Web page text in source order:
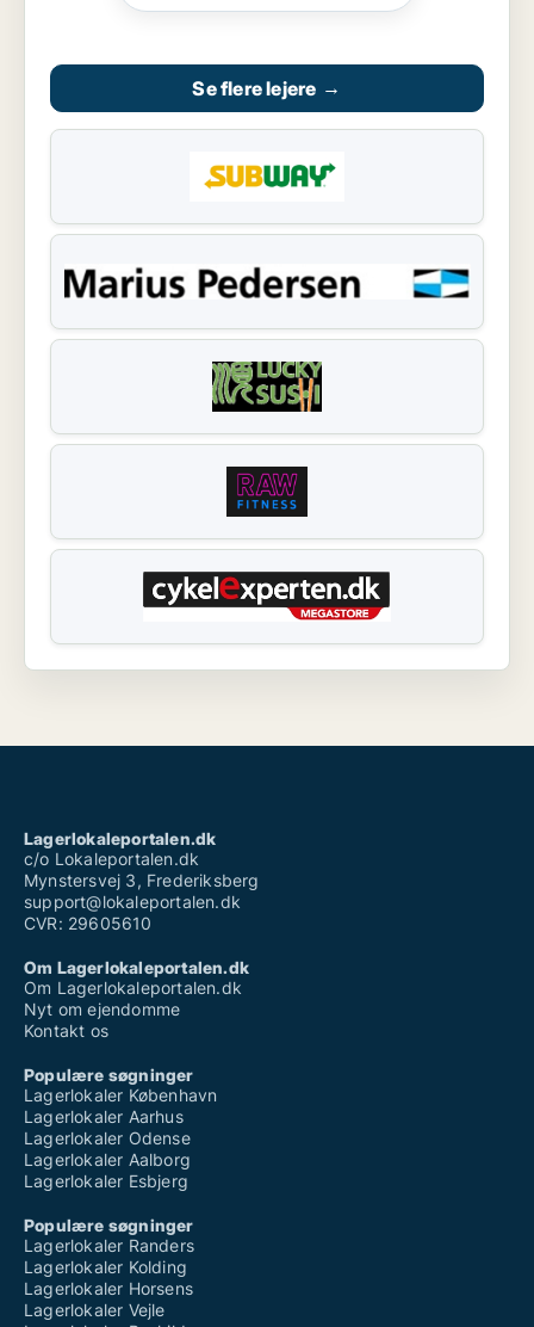
Se flere lejere →
Lagerlokaleportalen.dk
c/o Lokaleportalen.dk
Mynstersvej 3, Frederiksberg
support@lokaleportalen.dk
CVR: 29605610
Om Lagerlokaleportalen.dk
Om Lagerlokaleportalen.dk
Nyt om ejendomme
Kontakt os
Populære søgninger
Lagerlokaler København
Lagerlokaler Aarhus
Lagerlokaler Odense
Lagerlokaler Aalborg
Lagerlokaler Esbjerg
Populære søgninger
Lagerlokaler Randers
Lagerlokaler Kolding
Lagerlokaler Horsens
Lagerlokaler Vejle